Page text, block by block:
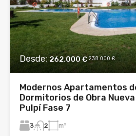
Desde:262.000 € 238.000 €
Modernos Apartamentos
Dormitorios de Obra
Pulpí Fase 7
3 2 m²